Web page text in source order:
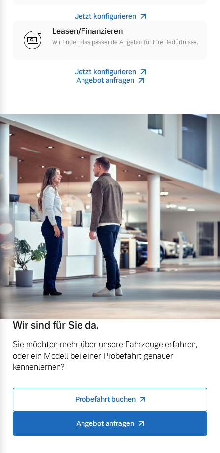
Jetzt konfigurieren
Leasen/Finanzieren
Wir finden das passende Angebot für Ihre Bedürfnisse.
Jetzt konfigurieren
Angebot anfragen
Wir sind für Sie da.
Sie möchten mehr über unsere Fahrzeuge erfahren,
oder ein Modell bei einer Probefahrt genauer
kennenlernen?
Probefahrt buchen
Angebot anfragen